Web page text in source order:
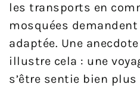
les transports en
mosquées
adaptée. Une
illustre cela : une
s’être sentie bien plus